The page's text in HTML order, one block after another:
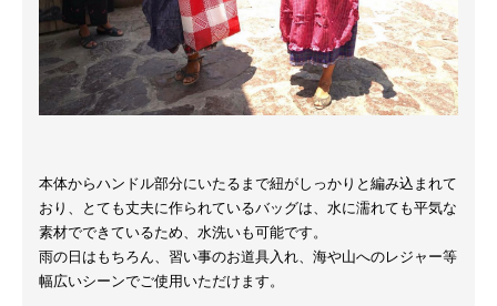
本体からハンドル部分にいたるまで紐がしっかりと編み込まれて
おり、とても丈夫に作られているバッグは、水に濡れても平気な
素材でできているため、水洗いも可能です。
雨の日はもちろん、習い事のお道具入れ、海や山へのレジャー等
幅広いシーンでご使用いただけます。